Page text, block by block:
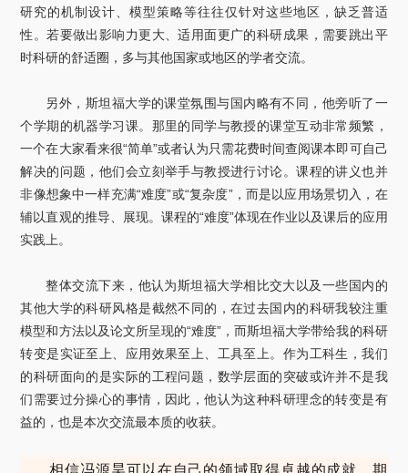
研究的机制设计、模型策略等往往仅针对这些地区，缺乏普适
性。若要做出影响力更大、适用面更广的科研成果，需要跳出平
时科研的舒适圈，多与其他国家或地区的学者交流。
另外，斯坦福大学的课堂氛围与国内略有不同，他旁听了一
个学期的机器学习课。那里的同学与教授的课堂互动非常频繁，
一个在大家看来很“简单”或者认为只需花费时间查阅课本即可自己
解决的问题，他们会立刻举手与教授进行讨论。课程的讲义也并
非像想象中一样充满“难度”或“复杂度”，而是以应用场景切入，在
辅以直观的推导、展现。课程的“难度”体现在作业以及课后的应用
实践上。
整体交流下来，他认为斯坦福大学相比交大以及一些国内的
其他大学的科研风格是截然不同的，在过去国内的科研我较注重
模型和方法以及论文所呈现的“难度”，而斯坦福大学带给我的科研
转变是实证至上、应用效果至上、工具至上。作为工科生，我们
的科研面向的是实际的工程问题，数学层面的突破或许并不是我
们需要过分操心的事情，因此，他认为这种科研理念的转变是有
益的，也是本次交流最本质的收获。